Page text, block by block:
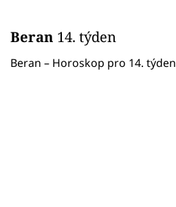
Seriály
Beran 14. týden
Beran – Horoskop pro 14. týden